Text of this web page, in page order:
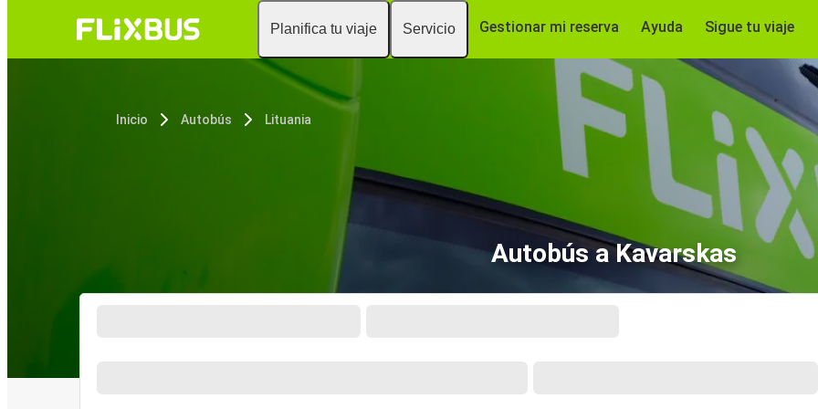
Planifica tu viaje Servicio Gestionar mi reserva Ayuda Sigue tu viaje
Inicio Autobús Lituania
Autobús a Kavarskas